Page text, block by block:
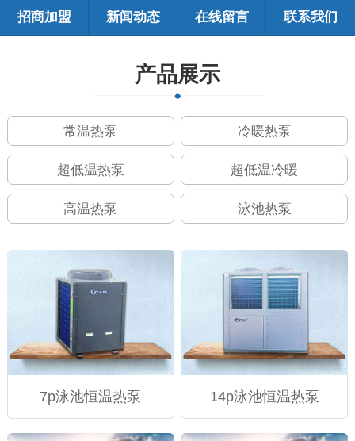
招商加盟 新闻动态 在线留言 联系我们
产品展示
常温热泵 冷暖热泵
超低温热泵 超低温冷暖
高温热泵 泳池热泵
7p泳池恒温热泵 14p泳池恒温热泵